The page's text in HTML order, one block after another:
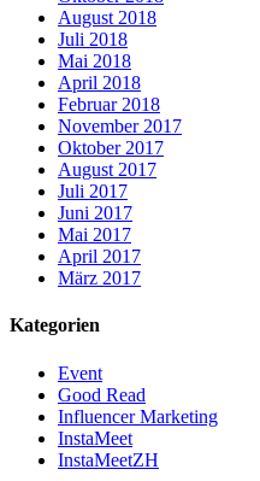
August 2018
Juli 2018
Mai 2018
April 2018
Februar 2018
November 2017
Oktober 2017
August 2017
Juli 2017
Juni 2017
Mai 2017
April 2017
März 2017
Kategorien
Event
Good Read
Influencer Marketing
InstaMeet
InstaMeetZH